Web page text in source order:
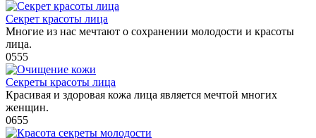
Секрет красоты лица
Многие из нас мечтают о сохранении молодости и красоты
лица.
0555
Секреты красоты лица
Красивая и здоровая кожа лица является мечтой многих
женщин.
0655